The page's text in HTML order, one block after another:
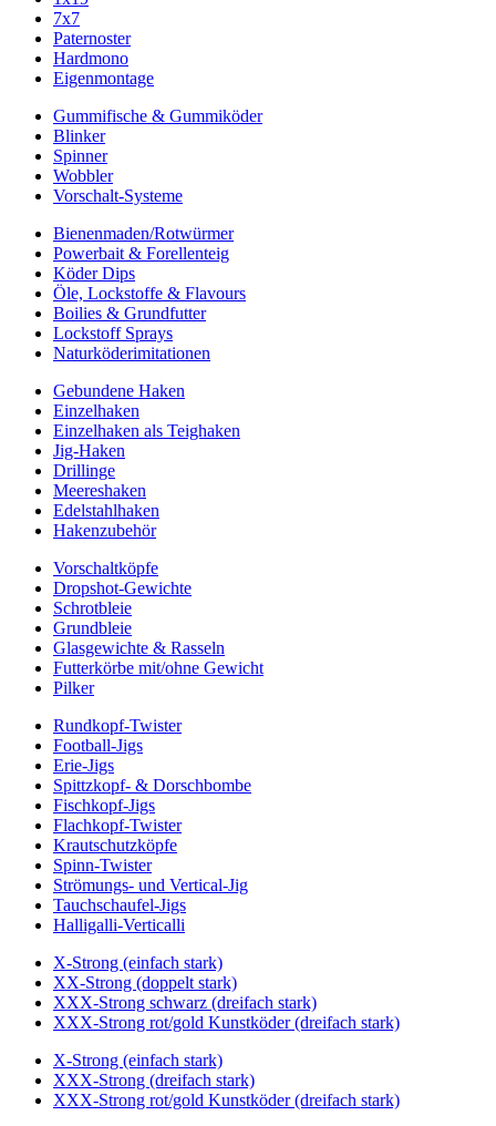
7x7
Paternoster
Hardmono
Eigenmontage
Gummifische & Gummiköder
Blinker
Spinner
Wobbler
Vorschalt-Systeme
Bienenmaden/Rotwürmer
Powerbait & Forellenteig
Köder Dips
Öle, Lockstoffe & Flavours
Boilies & Grundfutter
Lockstoff Sprays
Naturköderimitationen
Gebundene Haken
Einzelhaken
Einzelhaken als Teighaken
Jig-Haken
Drillinge
Meereshaken
Edelstahlhaken
Hakenzubehör
Vorschaltköpfe
Dropshot-Gewichte
Schrotbleie
Grundbleie
Glasgewichte & Rasseln
Futterkörbe mit/ohne Gewicht
Pilker
Rundkopf-Twister
Football-Jigs
Erie-Jigs
Spittzkopf- & Dorschbombe
Fischkopf-Jigs
Flachkopf-Twister
Krautschutzköpfe
Spinn-Twister
Strömungs- und Vertical-Jig
Tauchschaufel-Jigs
Halligalli-Verticalli
X-Strong (einfach stark)
XX-Strong (doppelt stark)
XXX-Strong schwarz (dreifach stark)
XXX-Strong rot/gold Kunstköder (dreifach stark)
X-Strong (einfach stark)
XXX-Strong (dreifach stark)
XXX-Strong rot/gold Kunstköder (dreifach stark)